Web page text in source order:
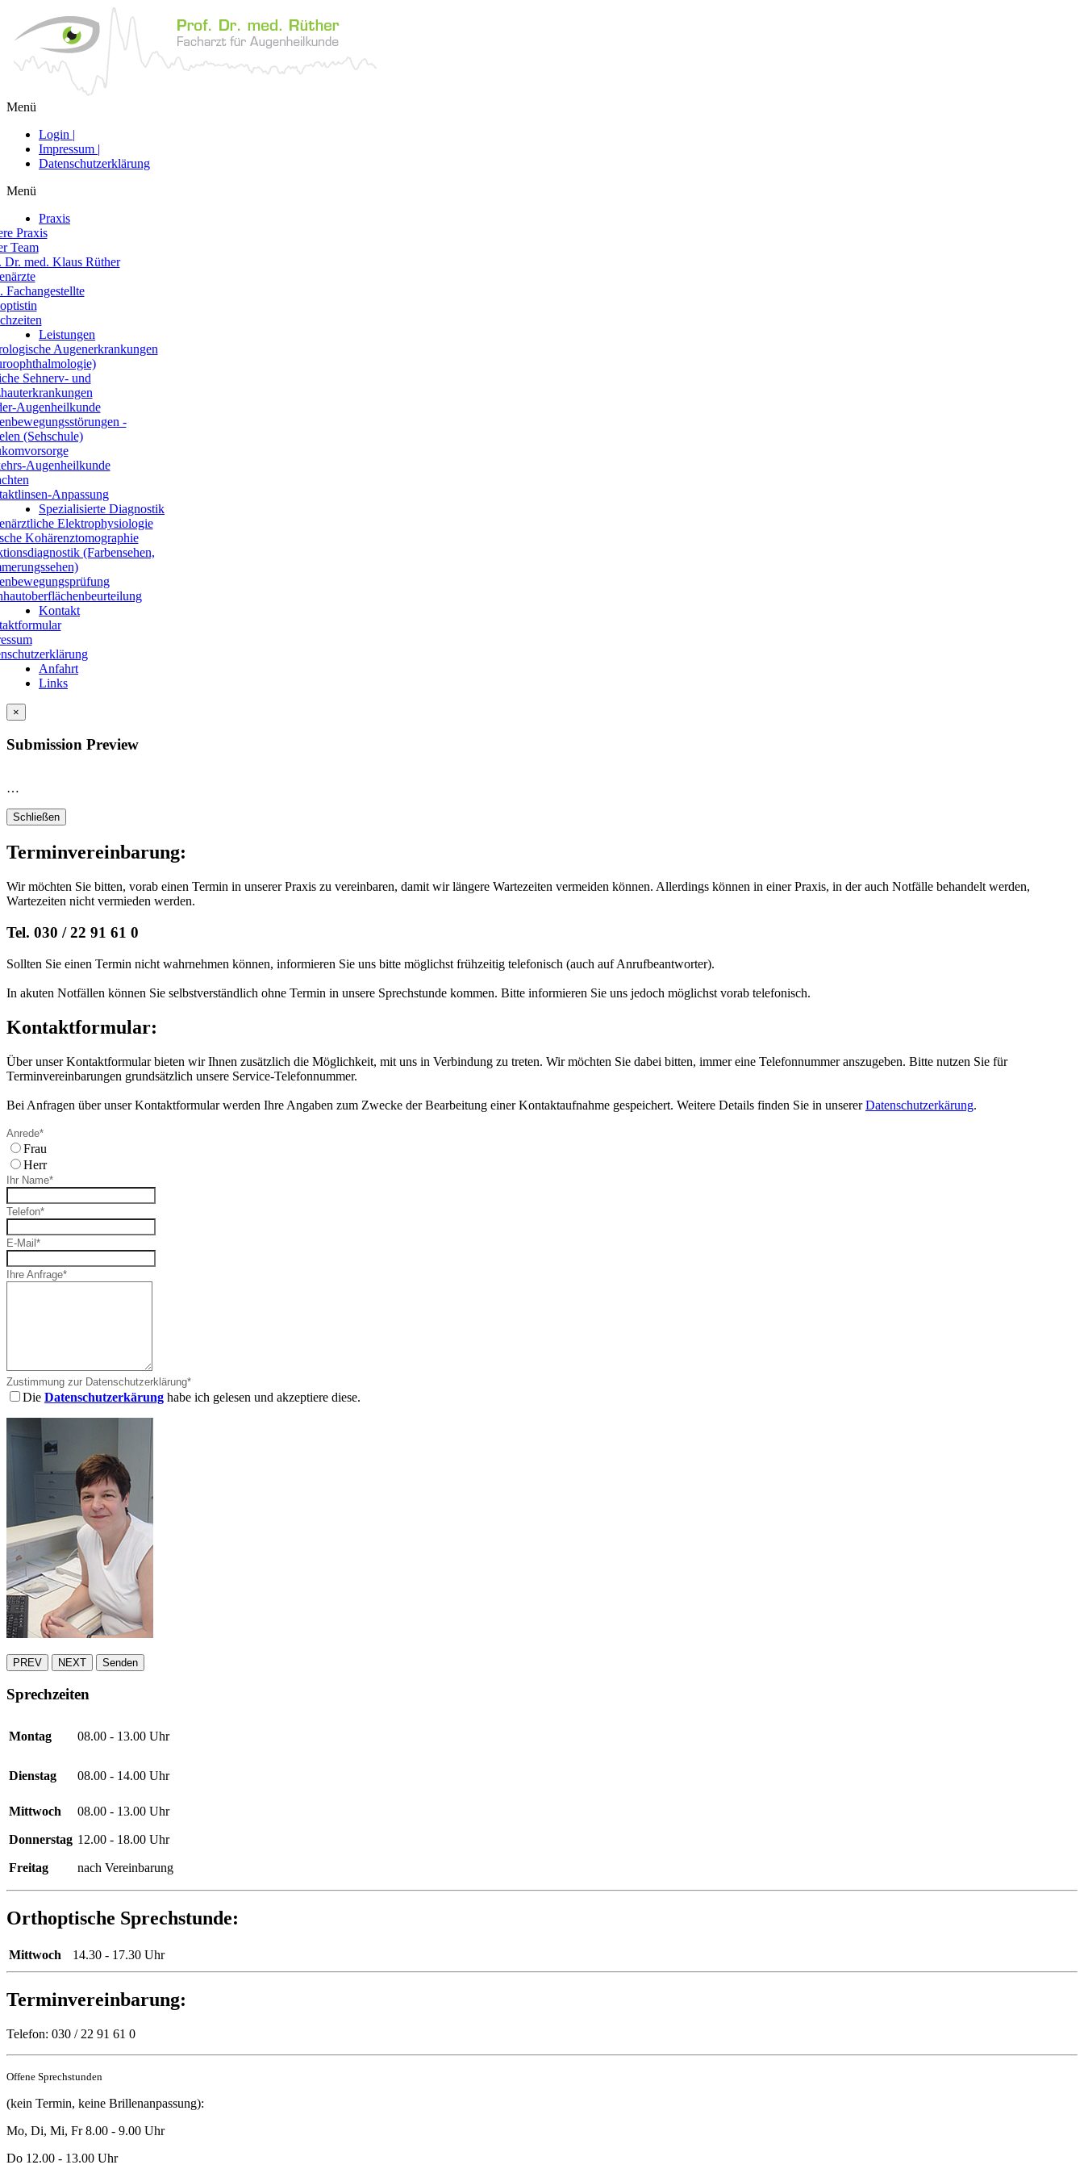
Menü
Login |
Impressum |
Datenschutzerklärung
Menü
Praxis
Praxis
Team
Dr. med. Klaus Rüther
Fachangestellte
Leistungen
Augenerkrankungen
Sehnerv- und
Augenheilkunde
-
(Sehschule)
Augenheilkunde
Anpassung
Spezialisierte Diagnostik
Elektrophysiologie
Kohärenztomographie
(Farbensehen,
Kontakt
Anfahrt
Links
×
Submission Preview
…
Schließen
Terminvereinbarung:
Wir möchten Sie bitten, vorab einen Termin in unserer Praxis zu vereinbaren, damit wir längere Wartezeiten vermeiden können. Allerdings können in einer Praxis, in der auch Notfälle behandelt werden,
Wartezeiten nicht vermieden werden.
Tel. 030 / 22 91 61 0
Sollten Sie einen Termin nicht wahrnehmen können, informieren Sie uns bitte möglichst frühzeitig telefonisch (auch auf Anrufbeantworter).
In akuten Notfällen können Sie selbstverständlich ohne Termin in unsere Sprechstunde kommen. Bitte informieren Sie uns jedoch möglichst vorab telefonisch.
Kontaktformular:
Über unser Kontaktformular bieten wir Ihnen zusätzlich die Möglichkeit, mit uns in Verbindung zu treten. Wir möchten Sie dabei bitten, immer eine Telefonnummer anszugeben. Bitte nutzen Sie für
Terminvereinbarungen grundsätzlich unsere Service-Telefonnummer.
Bei Anfragen über unser Kontaktformular werden Ihre Angaben zum Zwecke der Bearbeitung einer Kontaktaufnahme gespeichert. Weitere Details finden Sie in unsererDatenschutzerkärung.
Anrede*
Frau
Herr
Ihr Name*
Telefon*
E-Mail*
Ihre Anfrage*
Zustimmung zur Datenschutzerklärung*
Die Datenschutzerkärung habe ich gelesen und akzeptiere diese.
PREV NEXT Senden
Sprechzeiten
Montag 08.00 - 13.00 Uhr
Dienstag 08.00 - 14.00 Uhr
Mittwoch 08.00 - 13.00 Uhr
Donnerstag 12.00 - 18.00 Uhr
Freitag nach Vereinbarung
Orthoptische Sprechstunde:
Mittwoch 14.30 - 17.30 Uhr
Terminvereinbarung:
Telefon: 030 / 22 91 61 0
Offene Sprechstunden
(kein Termin, keine Brillenanpassung):
Mo, Di, Mi, Fr 8.00 - 9.00 Uhr
Do 12.00 - 13.00 Uhr